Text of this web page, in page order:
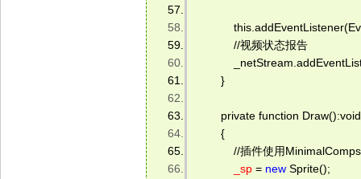
//视频状态报告
}
private function
{
//插件使用MinimalComps
_sp = new Sprite();